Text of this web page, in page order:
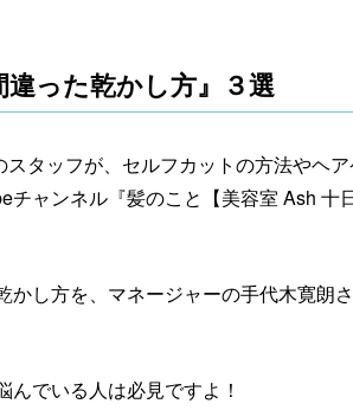
った乾かし方』３選
タッフが、セルフカットの方法やヘ
チャンネル『髪のこと【美容室 Ash 十
し方を、マネージャーの手代木寛朗
んでいる人は必見ですよ！